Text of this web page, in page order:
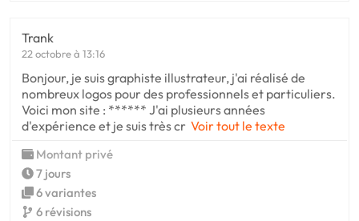
Trank
22 octobre à 13:16
Bonjour, je suis graphiste illustrateur, j'ai réalisé de
nombreux logos pour des professionnels et particuliers.
Voici mon site : ****** J'ai plusieurs années
d'expérience et je suis très cr Voir tout le texte
Montant privé
7 jours
6 variantes
6 révisions